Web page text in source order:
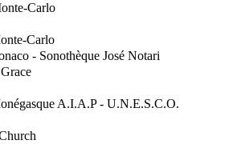
Carlo
Carlo
- Sonothèque José Notari
A.I.A.P - U.N.E.S.C.O.